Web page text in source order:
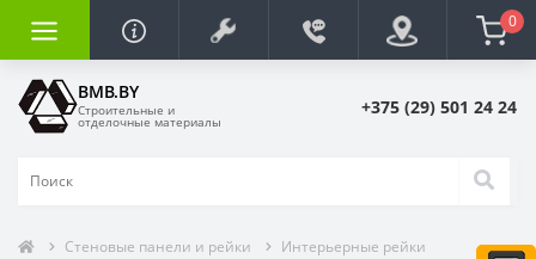
0
BMB.BY
Строительные и
отделочные материалы
+375 (29) 501 24 24
Стеновые панели и рейки
Интерьерные рейки